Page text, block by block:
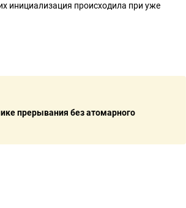
инициализация происходила при уже
прерывания без атомарного